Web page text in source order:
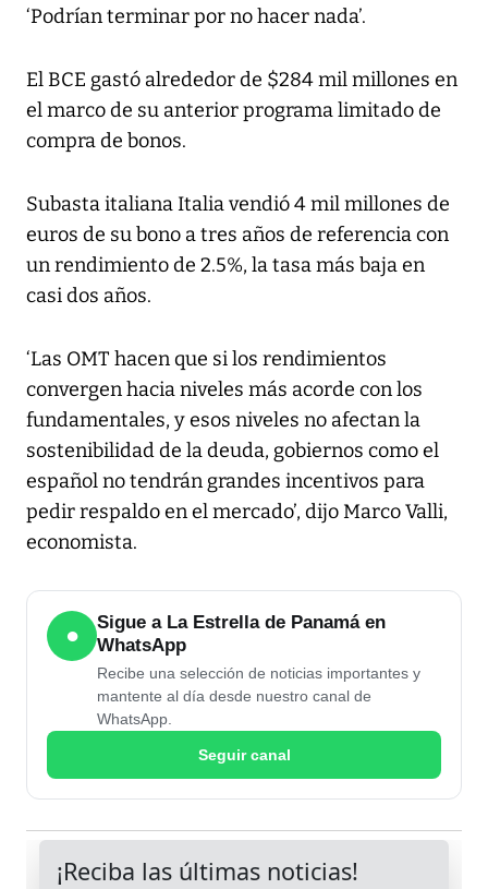
‘Podrían terminar por no hacer nada’.
El BCE gastó alrededor de $284 mil millones en
el marco de su anterior programa limitado de
compra de bonos.
Subasta italiana Italia vendió 4 mil millones de
euros de su bono a tres años de referencia con
un rendimiento de 2.5%, la tasa más baja en
casi dos años.
‘Las OMT hacen que si los rendimientos
convergen hacia niveles más acorde con los
fundamentales, y esos niveles no afectan la
sostenibilidad de la deuda, gobiernos como el
español no tendrán grandes incentivos para
pedir respaldo en el mercado’, dijo Marco Valli,
economista.
●
Sigue a La Estrella de Panamá en
WhatsApp
Recibe una selección de noticias importantes y
mantente al día desde nuestro canal de
WhatsApp.
Seguir canal